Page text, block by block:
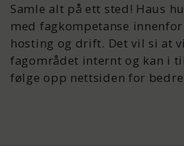
Samle alt på ett sted! Haus
med fagkompetanse
hosting og drift. Det vil si at
fagområdet internt og kan i
følge opp nettsiden for bedre